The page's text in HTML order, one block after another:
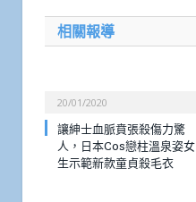
相關報導
20/01/2020
讓紳士血脈賁張殺傷力驚
人，日本Cos戀柱溫泉姿女
生示範新款童貞殺毛衣